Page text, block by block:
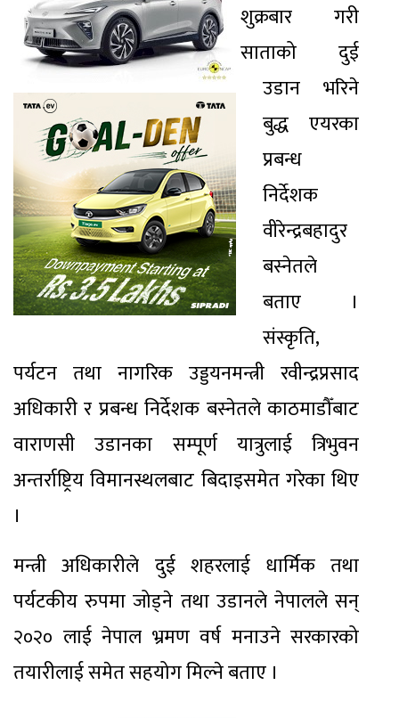
शुक्रबार गरी
साताको दुई
उडान भरिने
बुद्ध एयरका
प्रबन्ध
निर्देशक
वीरेन्द्रबहादुर
बस्नेतले
बताए ।
संस्कृति,
पर्यटन तथा नागरिक उड्डयनमन्त्री रवीन्द्रप्रसाद
अधिकारी र प्रबन्ध निर्देशक बस्नेतले काठमाडौँबाट
वाराणसी उडानका सम्पूर्ण यात्रुलाई त्रिभुवन
अन्तर्राष्ट्रिय विमानस्थलबाट बिदाइसमेत गरेका थिए
।
मन्त्री अधिकारीले दुई शहरलाई धार्मिक तथा
पर्यटकीय रुपमा जोड्ने तथा उडानले नेपालले सन्
२०२० लाई नेपाल भ्रमण वर्ष मनाउने सरकारको
तयारीलाई समेत सहयोग मिल्ने बताए ।